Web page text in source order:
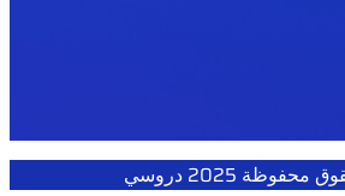
2025 دروسي